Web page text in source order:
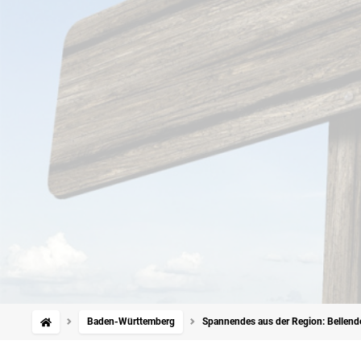
Baden-Württemberg Spannendes aus der Region: